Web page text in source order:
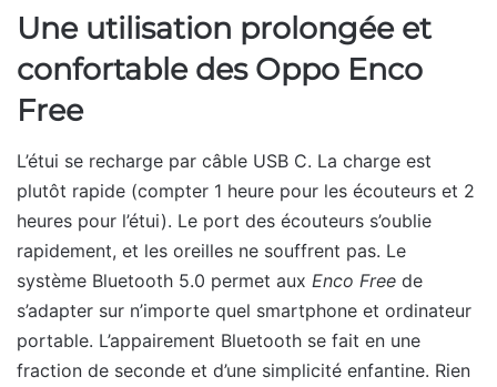
Une utilisation prolongée et
confortable des Oppo Enco
Free
L’étui se recharge par câble USB C. La charge est
plutôt rapide (compter 1 heure pour les écouteurs et 2
heures pour l’étui). Le port des écouteurs s’oublie
rapidement, et les oreilles ne souffrent pas. Le
système Bluetooth 5.0 permet aux Enco Free de
s’adapter sur n’importe quel smartphone et ordinateur
portable. L’appairement Bluetooth se fait en une
fraction de seconde et d’une simplicité enfantine. Rien